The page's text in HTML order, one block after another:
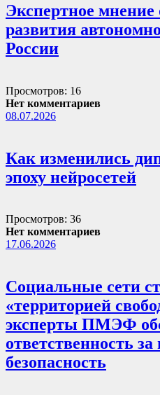
Экспертное мнение
развития
России
Просмотров: 16
Нет комментариев
08.07.2026
Как изменились
эпоху нейросетей
Просмотров: 36
Нет комментариев
17.06.2026
Социальные сети
«территорией
эксперты ПМЭФ
ответственность
безопасность